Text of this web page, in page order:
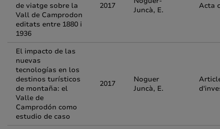
de viatge sobre la
Vall de Camprodon
editats entre 1880 i
1936
2017
Juncà, E.
Acta
El impacto de las
nuevas
tecnologías en los
destinos turísticos
de montaña: el
Valle de
Camprodón como
estudio de caso
2017
Noguer
Juncà, E.